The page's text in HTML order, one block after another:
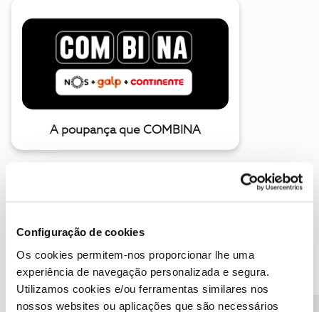
Configuração de cookies
Os cookies permitem-nos proporcionar lhe uma
experiência de navegação personalizada e segura.
Utilizamos cookies e/ou ferramentas similares nos
nossos websites ou aplicações que são necessários
A poupança que COMBINA
Descubra as novidades de julho